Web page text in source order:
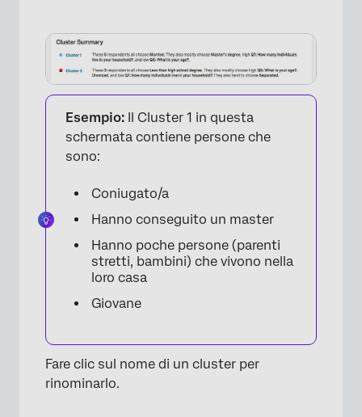
×
Esempio: Il Cluster 1 in questa
schermata contiene persone che
sono:
Coniugato/a
Hanno conseguito un master
Hanno poche persone (parenti
stretti, bambini) che vivono nella
loro casa
Giovane
Fare clic sul nome di un cluster per
rinominarlo.